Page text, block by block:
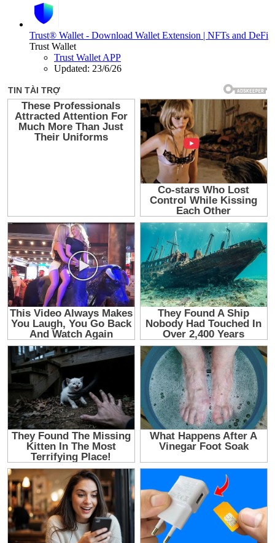
Trust® Wallet - Download Wallet Extension | NFTs and DeFi
Trust Wallet
Trust Wallet APP
Updated: 23/6/26